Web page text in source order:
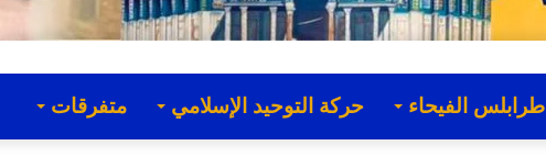
طرابلس الفيحاء حركة التوحيد الإسلامي متفرقات